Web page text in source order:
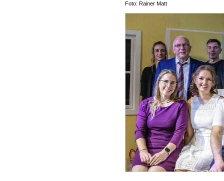
Foto: Rainer Matt